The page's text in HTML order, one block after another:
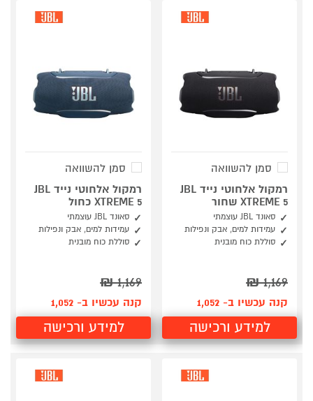
סמן להשוואה
רמקול אלחוטי נייד JBL
XTREME 5 שחור
סאונד JBL עוצמתי
עמידות למים, אבק ונפילות
סוללת כוח מובנית
1,169
₪
קנה עכשיו ב- 1,052
למידע ורכישה
סמן להשוואה
רמקול אלחוטי נייד JBL
XTREME 5 כחול
סאונד JBL עוצמתי
עמידות למים, אבק ונפילות
סוללת כוח מובנית
1,169
₪
קנה עכשיו ב- 1,052
למידע ורכישה